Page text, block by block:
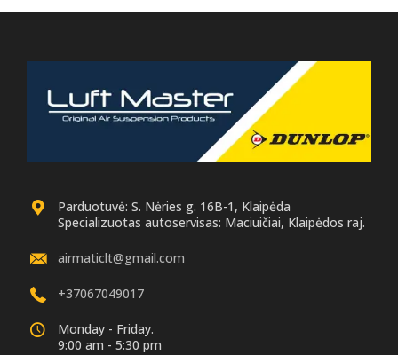
Parduotuvė: S. Nėries g. 16B-1, Klaipėda
Specializuotas autoservisas: Maciuičiai, Klaipėdos raj.
airmaticlt@gmail.com
+37067049017
Monday - Friday.
9:00 am - 5:30 pm